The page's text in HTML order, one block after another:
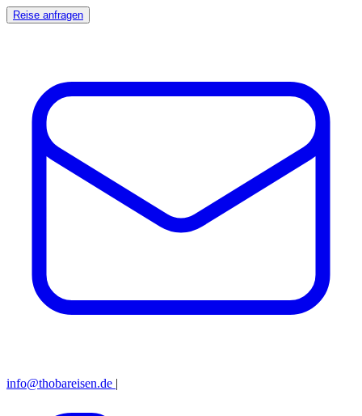
Reise anfragen
info@thobareisen.de |